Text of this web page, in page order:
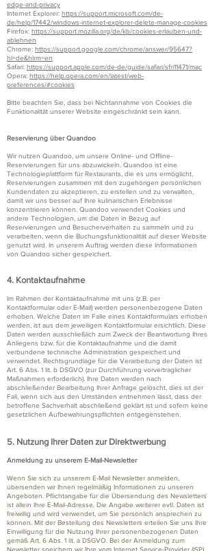
edge-and-privacy
Internet Explorer: https://support.microsoft.com/de-
de/help/17442/windows-internet-explorer-delete-manage-cookies
Firefox: https://support.mozilla.org/de/kb/cookies-erlauben-und-
ablehnen
Chrome: https://support.google.com/chrome/answer/95647?
hl=de&hlrm=en
Safari: https://support.apple.com/de-de/guide/safari/sfri11471/mac
Opera: https://help.opera.com/en/latest/web-
preferences/#cookies
Bitte beachten Sie, dass bei Nichtannahme von Cookies die
Funktionalität unserer Website eingeschränkt sein kann.
Reservierung über Quandoo
Wir nutzen Quandoo, um unsere Online- und Offline-
Reservierungen für uns abzuwickeln. Quandoo ist eine
Technologieplattform für Restaurants, die es uns ermöglicht,
Reservierungen zusammen mit den zugehörigen persönlichen
Kundendaten zu akzeptieren, zu erstellen und zu verwalten,
damit wir uns besser auf Ihre kulinarischen Erlebnisse
konzentrieren können. Quandoo verwendet Cookies und
andere Technologien, um die Daten in Bezug auf
Reservierungen und Besucherverhalten zu sammeln und zu
verarbeiten, wenn die Buchungsfunktionalität auf dieser Website
genutzt wird. In unserem Auftrag werden diese Informationen
von Quandoo sicher gespeichert.
4. Kontaktaufnahme
Im Rahmen der Kontaktaufnahme mit uns (z.B. per
Kontaktformular oder E-Mail) werden personenbezogene Daten
erhoben. Welche Daten im Falle eines Kontaktformulars erhoben
werden, ist aus dem jeweiligen Kontaktformular ersichtlich. Diese
Daten werden ausschließlich zum Zweck der Beantwortung Ihres
Anliegens bzw. für die Kontaktaufnahme und die damit
verbundene technische Administration gespeichert und
verwendet. Rechtsgrundlage für die Verarbeitung der Daten ist
Art. 6 Abs. 1 lit. b DSGVO (zur Durchführung vorvertraglicher
Maßnahmen erforderlich). Ihre Daten werden nach
abschließender Bearbeitung Ihrer Anfrage gelöscht, dies ist der
Fall, wenn sich aus den Umständen entnehmen lässt, dass der
betroffene Sachverhalt abschließend geklärt ist und sofern keine
gesetzlichen Aufbewahrungspflichten entgegenstehen.
5. Nutzung Ihrer Daten zur Direktwerbung
Anmeldung zu unserem E-Mail-Newsletter
Wenn Sie sich zu unserem E-Mail Newsletter anmelden,
übersenden wir Ihnen regelmäßig Informationen zu unseren
Angeboten. Pflichtangabe für die Übersendung des Newsletters
ist allein Ihre E-Mail-Adresse. Die Angabe weiterer evtl. Daten ist
freiwillig und wird verwendet, um Sie persönlich ansprechen zu
können. Mit der Bestellung des Newsletters erteilen Sie uns Ihre
Einwilligung für die Nutzung Ihrer personenbezogenen Daten
gemäß Art. 6 Abs. 1 lit. a DSGVO. Bei der Anmeldung zum
Newsletter speichern wir Ihre vom Internet Service-Provider (ISP)